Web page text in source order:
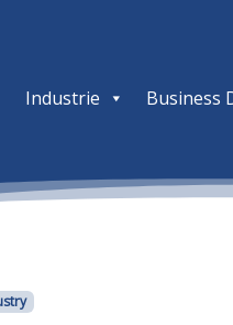
Industrie Business